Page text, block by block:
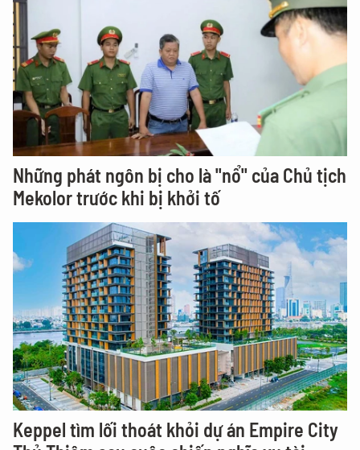
Những phát ngôn bị cho là "nổ" của Chủ tịch
Mekolor trước khi bị khởi tố
Keppel tìm lối thoát khỏi dự án Empire City